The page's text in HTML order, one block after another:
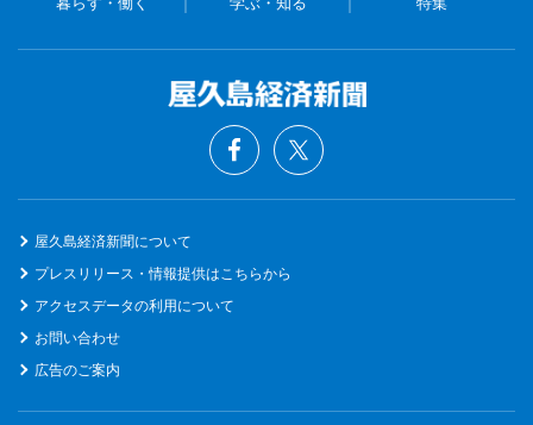
屋久島経済新聞について
プレスリリース・情報提供はこちらから
アクセスデータの利用について
お問い合わせ
広告のご案内